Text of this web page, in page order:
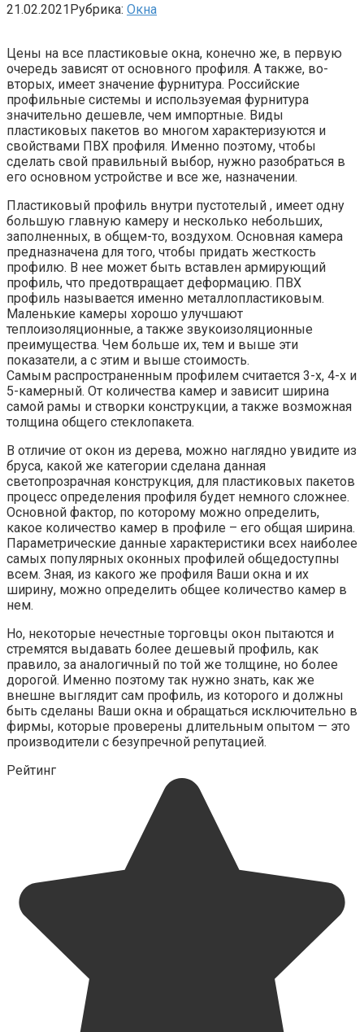
21.02.2021Рубрика: Окна
Цены на все пластиковые окна, конечно же, в первую
очередь зависят от основного профиля. А также, во-
вторых, имеет значение фурнитура. Российские
профильные системы и используемая фурнитура
значительно дешевле, чем импортные. Виды
пластиковых пакетов во многом характеризуются и
свойствами ПВХ профиля. Именно поэтому, чтобы
сделать свой правильный выбор, нужно разобраться в
его основном устройстве и все же, назначении.
Пластиковый профиль внутри пустотелый , имеет одну
большую главную камеру и несколько небольших,
заполненных, в общем-то, воздухом. Основная камера
предназначена для того, чтобы придать жесткость
профилю. В нее может быть вставлен армирующий
профиль, что предотвращает деформацию. ПВХ
профиль называется именно металлопластиковым.
Маленькие камеры хорошо улучшают
теплоизоляционные, а также звукоизоляционные
преимущества. Чем больше их, тем и выше эти
показатели, а с этим и выше стоимость.
Самым распространенным профилем считается 3-х, 4-х и
5-камерный. От количества камер и зависит ширина
самой рамы и створки конструкции, а также возможная
толщина общего стеклопакета.
В отличие от окон из дерева, можно наглядно увидите из
бруса, какой же категории сделана данная
светопрозрачная конструкция, для пластиковых пакетов
процесс определения профиля будет немного сложнее.
Основной фактор, по которому можно определить,
какое количество камер в профиле – его общая ширина.
Параметрические данные характеристики всех наиболее
самых популярных оконных профилей общедоступны
всем. Зная, из какого же профиля Ваши окна и их
ширину, можно определить общее количество камер в
нем.
Но, некоторые нечестные торговцы окон пытаются и
стремятся выдавать более дешевый профиль, как
правило, за аналогичный по той же толщине, но более
дорогой. Именно поэтому так нужно знать, как же
внешне выглядит сам профиль, из которого и должны
быть сделаны Ваши окна и обращаться исключительно в
фирмы, которые проверены длительным опытом — это
производители с безупречной репутацией.
Рейтинг